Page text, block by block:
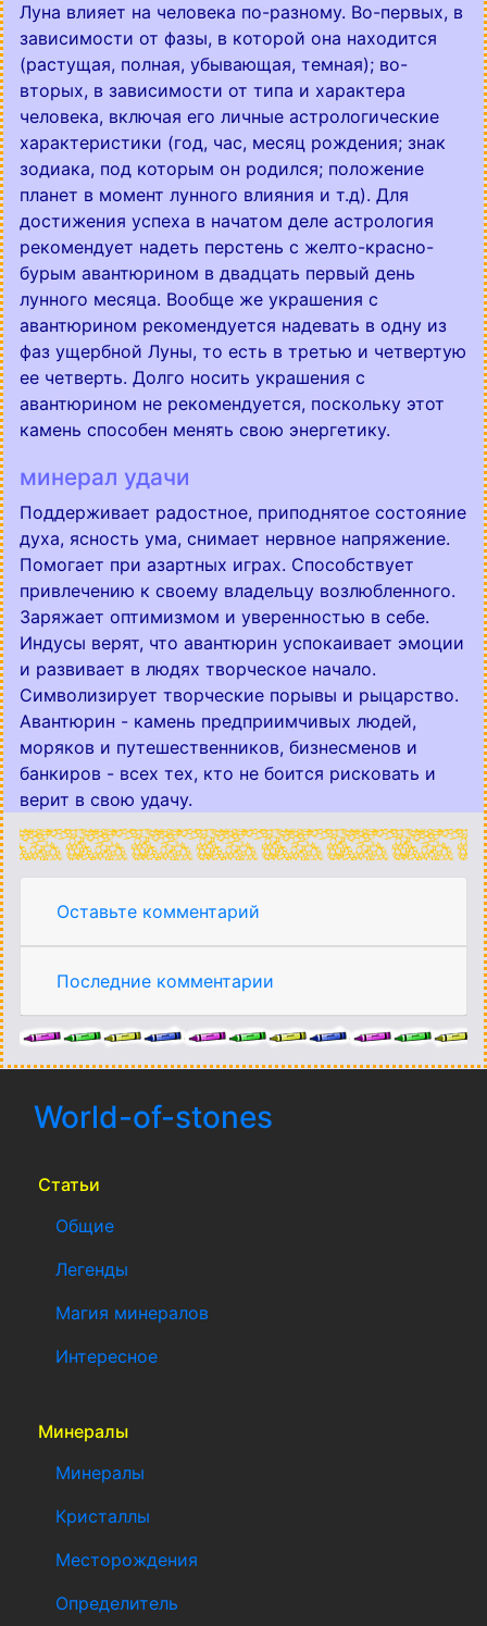
Луна влияет на человека по-разному. Во-первых, в
зависимости от фазы, в которой она находится
(растущая, полная, убывающая, темная); во-
вторых, в зависимости от типа и характера
человека, включая его личные астрологические
характеристики (год, час, месяц рождения; знак
зодиака, под которым он родился; положение
планет в момент лунного влияния и т.д). Для
достижения успеха в начатом деле астрология
рекомендует надеть перстень с желто-красно-
бурым авантюрином в двадцать первый день
лунного месяца. Вообще же украшения с
авантюрином рекомендуется надевать в одну из
фаз ущербной Луны, то есть в третью и четвертую
ее четверть. Долго носить украшения с
авантюрином не рекомендуется, поскольку этот
камень способен менять свою энергетику.
минерал удачи
Поддерживает радостное, приподнятое состояние
духа, ясность ума, снимает нервное напряжение.
Помогает при азартных играх. Способствует
привлечению к своему владельцу возлюбленного.
Заряжает оптимизмом и уверенностью в себе.
Индусы верят, что авантюрин успокаивает эмоции
и развивает в людях творческое начало.
Символизирует творческие порывы и рыцарство.
Авантюрин - камень предприимчивых людей,
моряков и путешественников, бизнесменов и
банкиров - всех тех, кто не боится рисковать и
верит в свою удачу.
Оставьте комментарий
Последние комментарии
World-of-stones
Статьи
Общие
Легенды
Магия минералов
Интересное
Минералы
Минералы
Кристаллы
Месторождения
Определитель